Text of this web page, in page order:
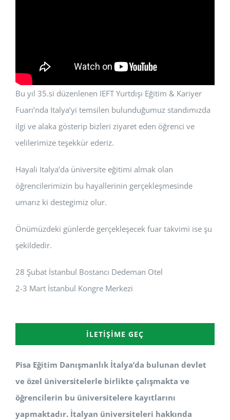
Bu yıl 35.si düzenlenen IEFT Yurtdışı Eğitim & Kariyer
Fuarı’nda Italya’yi temsilen bulunduğumuz standımızda
ilgi ve alaka gösterip bizleri ziyaret eden öğrenci ve
velilerimize teşekkür ederiz.
Hayali Italya’da üniversite eğitimi almak olan
öğrencilerimizin bu hayallerinin gerçekleşmesinde
umarız ki destegimiz olur.
Önümüzdeki günlerde gerçekleşecek fuar takvimi ise şu
şekildedir.
28 Şubat İstanbul Bostancı Dedeman Otel
2-3 Mart İstanbul Kongre Merkezi
İLETIŞIME GEÇ
Pisa Eğitim Danışmanlık İtalya’da bulunan devlet
ve özel üniversitelerle birlikte çalışmakta ve
öğrencilerin bu üniversitelere kayıtlarını
yapmaktadır. İtalyan üniversiteleri hakkında